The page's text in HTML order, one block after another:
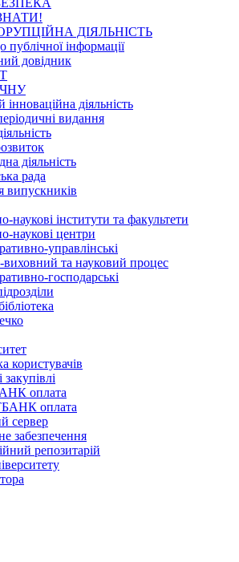
ДІЯЛЬНІСТЬ
публічної інформації
довідник
ЧНУ
інноваційна діяльність
видання
діяльність
рада
випускників
наукові інститути та факультети
наукові центри
управлінські
виховний та науковий процес
господарські
користувачів
оплата
оплата
сервер
забезпечення
репозитарій